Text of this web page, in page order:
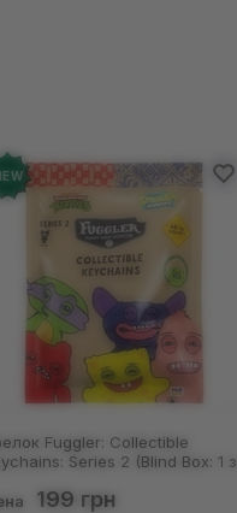
Fuggler: Collectible
Series 2 (Blind Box: 1 з
199 грн